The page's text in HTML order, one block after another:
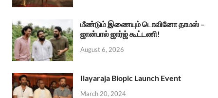
மீண்டும் இணையும் டொவினோ தாமஸ் –
ஜான்பால் ஜார்ஜ் கூட்டணி!
August 6, 2026
Ilayaraja Biopic Launch Event
March 20, 2024